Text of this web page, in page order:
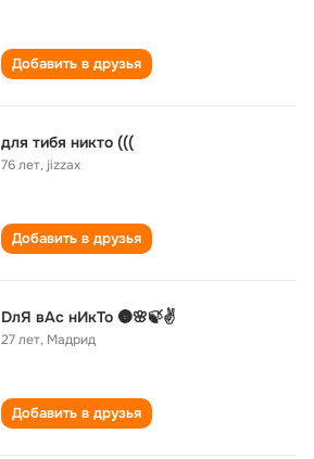
Добавить в друзья
для тибя никто (((
76 лет, jizzax
Добавить в друзья
DлЯ вАс нИкТо 🌚🌸🍃✌
27 лет, Мадрид
Добавить в друзья